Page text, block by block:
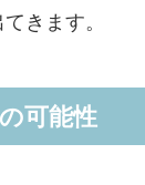
きます。
可能性